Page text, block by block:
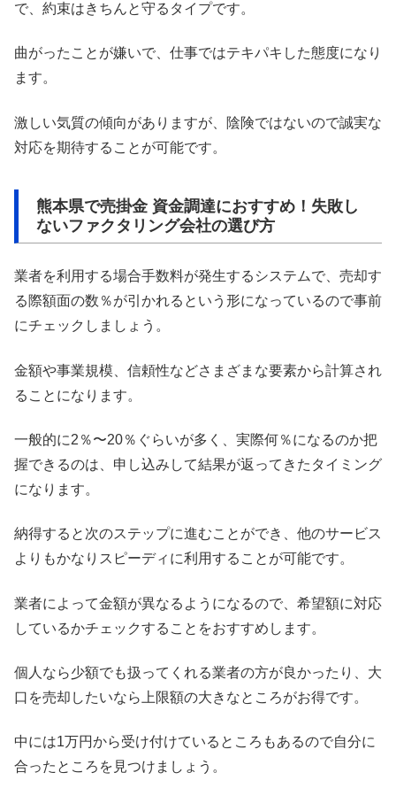
で、約束はきちんと守るタイプです。
曲がったことが嫌いで、仕事ではテキパキした態度になり
ます。
激しい気質の傾向がありますが、陰険ではないので誠実な
対応を期待することが可能です。
熊本県で売掛金 資金調達におすすめ！失敗し
ないファクタリング会社の選び方
業者を利用する場合手数料が発生するシステムで、売却す
る際額面の数％が引かれるという形になっているので事前
にチェックしましょう。
金額や事業規模、信頼性などさまざまな要素から計算され
ることになります。
一般的に2％〜20％ぐらいが多く、実際何％になるのか把
握できるのは、申し込みして結果が返ってきたタイミング
になります。
納得すると次のステップに進むことができ、他のサービス
よりもかなりスピーディに利用することが可能です。
業者によって金額が異なるようになるので、希望額に対応
しているかチェックすることをおすすめします。
個人なら少額でも扱ってくれる業者の方が良かったり、大
口を売却したいなら上限額の大きなところがお得です。
中には1万円から受け付けているところもあるので自分に
合ったところを見つけましょう。